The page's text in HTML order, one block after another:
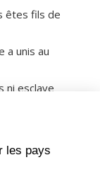
êtes fils de
a unis au
ni esclave
le Christ
êtes de
héritiers